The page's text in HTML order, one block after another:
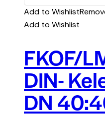
Add to Wishlist
Add to Wishlist
FKOF/
DIN-
DN